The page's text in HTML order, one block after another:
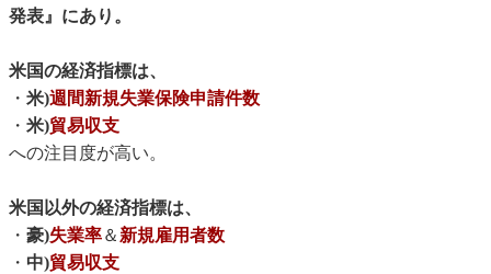
発表』にあり。
米国の経済指標は、
・ 米)週間新規失業保険申請件数
・ 米)貿易収支
への注目度が高い。
米国以外の経済指標は、
・ 豪)失業率＆新規雇用者数
・ 中)貿易収支